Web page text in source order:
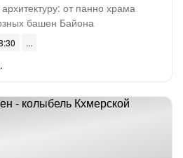
от панно храма
башен Байона